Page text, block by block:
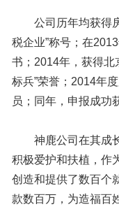
公司历年均获得房
税企业”称号；在
书；2014年，获得北
标兵”荣誉；2014年
员；同年，申报成功
神鹿公司在其成长
积极爱护和扶植，作
创造和提供了数百个
款数百万，为造福百